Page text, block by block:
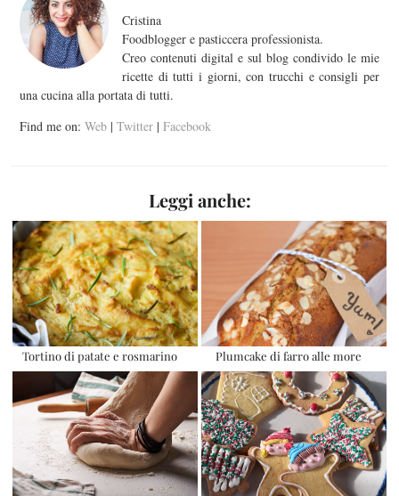
Cristina
Foodblogger e pasticcera professionista.
Creo contenuti digital e sul blog condivido le mie
ricette di tutti i giorni, con trucchi e consigli per
una cucina alla portata di tutti.
Find me on: Web | Twitter | Facebook
Leggi anche:
Tortino di patate e rosmarino Plumcake di farro alle more